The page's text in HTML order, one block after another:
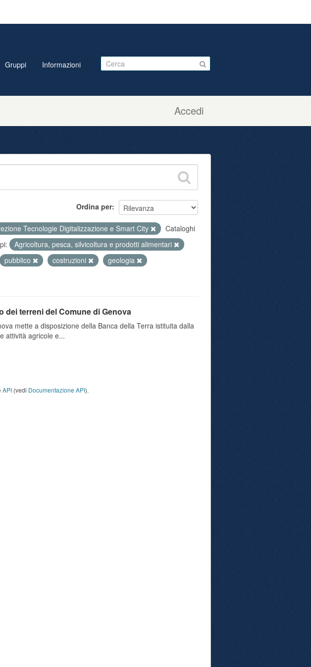
Accedi
Gruppi Informazioni
Ordina per
Tecnologie Digitalizzazione e Smart City
Cataloghi
Agricoltura, pesca, silvicoltura e prodotti alimentari
pubblico costruzioni
geologia
dei terreni del Comune di Genova
mette a disposizione della Banca della Terra istituita dalla
attività agricole e...
API (vedi Documentazione API).